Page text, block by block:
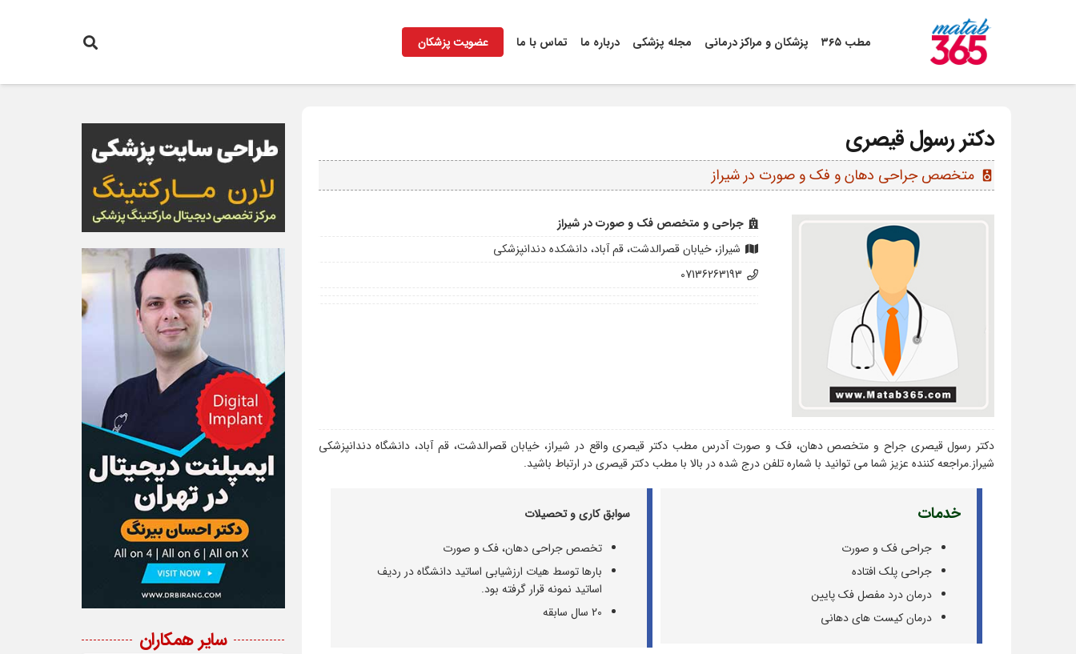
مطب ۳۶۵ پزشکان و مراکز درمانی مجله پزشکی درباره ما تماس با ما عضویت پزشکان
دکتر رسول قیصری
speaker متخصص جراحی دهان و فک و صورت در شیراز
جراحی و متخصص فک و صورت در شیراز
شیراز، خیابان قصرالدشت، قم آباد، دانشکده دندانپزشکی
07136263193
دکتر رسول قیصری جراح و متخصص دهان، فک و صورت آدرس مطب دکتر قیصری واقع در شیراز، خیابان قصرالدشت، قم آباد، دانشگاه دندانپزشکی
شیراز.مراجعه کننده عزیز شما می توانید با شماره تلفن درج شده در بالا با مطب دکتر قیصری در ارتباط باشید.
خدمات
جراحی فک و صورت
جراحی پلک افتاده
درمان درد مفصل فک پایین
درمان کیست های دهانی
سوابق کاری و تحصیلات
تخصص جراحی دهان، فک و صورت
بار‌ها توسط هیات ارزشیابی اساتید دانشگاه در ردیف
اساتید نمونه قرار گرفته بود.
20 سال سابقه
سایر همکاران